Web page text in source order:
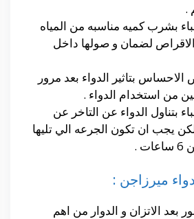
بشرب كميه مناسبه من المياه
الاقراص لضمان و صولها داخل
الاحساس بتاثير الدواء بعد مرور
من استخدام الدواء .
بتناول الدواء عن التاخر عن
يجب ان تكون الجرعه الي تليها
.
ميرزاجن :
بعد الاتزان و الدوار من اهم